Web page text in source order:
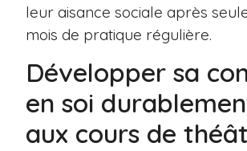
leur aisance sociale après
mois de pratique régulière.
Développer sa
en soi
aux cours de